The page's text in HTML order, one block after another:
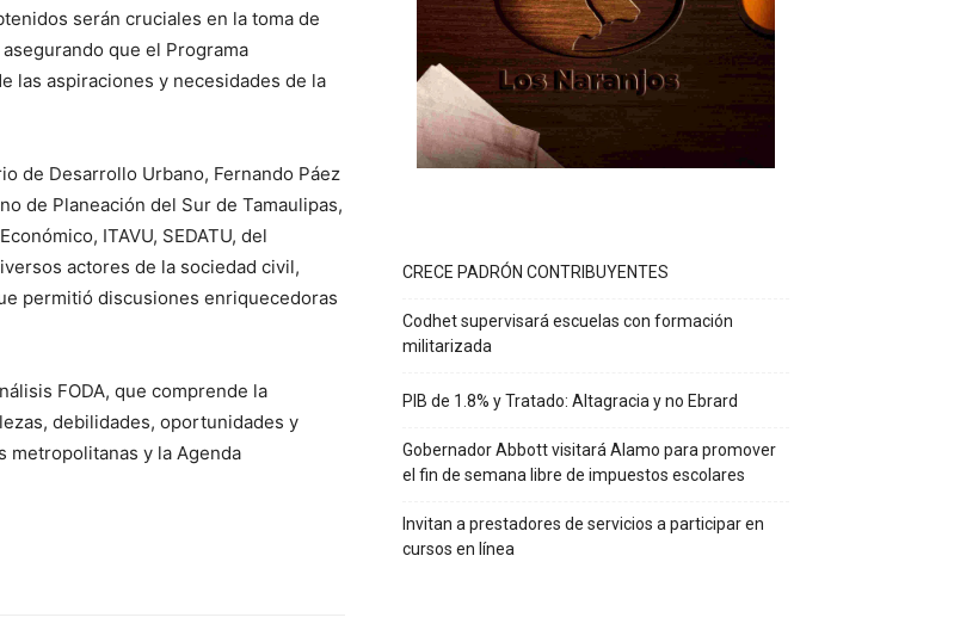
serán cruciales en la toma de
que el Programa
las aspiraciones y necesidades de la
de Desarrollo Urbano, Fernando Páez
de Planeación del Sur de Tamaulipas,
ITAVU, SEDATU, del
actores de la sociedad civil,
permitió discusiones enriquecedoras
FODA, que comprende la
debilidades, oportunidades y
metropolitanas y la Agenda
CRECE PADRÓN CONTRIBUYENTES
Codhet supervisará escuelas con formación
militarizada
PIB de 1.8% y Tratado: Altagracia y no Ebrard
Gobernador Abbott visitará Alamo para promover
el fin de semana libre de impuestos escolares
Invitan a prestadores de servicios a participar en
cursos en línea